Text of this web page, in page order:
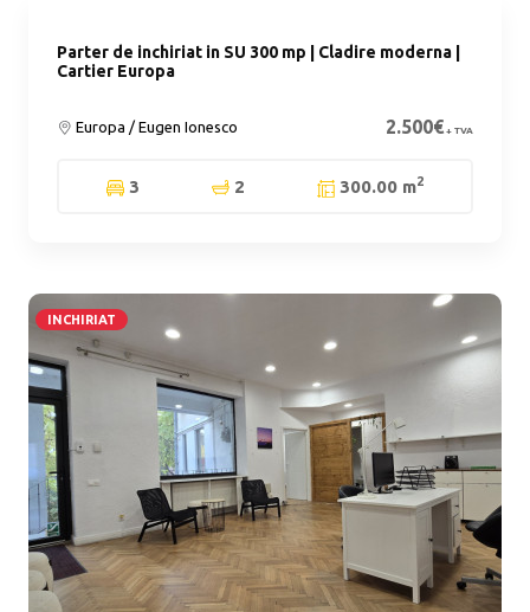
Parter de inchiriat in SU 300 mp | Cladire moderna |
Cartier Europa
Europa / Eugen Ionesco 2.500€ + TVA
3 2 300.00 m2
INCHIRIAT